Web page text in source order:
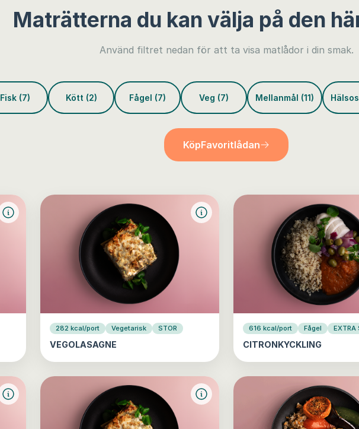
Maträtterna du kan välja på den
Använd filtret nedan för att ta visa matlådor i din smak.
Fisk (7) Kött (2) Fågel (7) Veg (7) Mellanmål (11)
KöpFavoritlådan
282 kcal/port Vegetarisk STOR
VEGOLASAGNE
616 kcal/port Fågel EXTRA
CITRONKYCKLING